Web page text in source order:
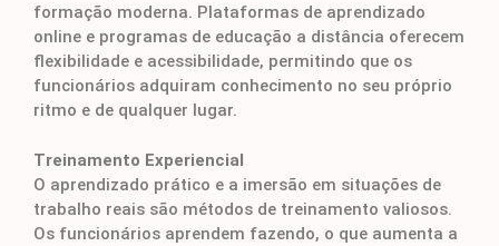
formação moderna. Plataformas de aprendizado
online e programas de educação a distância oferecem
flexibilidade e acessibilidade, permitindo que os
funcionários adquiram conhecimento no seu próprio
ritmo e de qualquer lugar.
Treinamento Experiencial
O aprendizado prático e a imersão em situações de
trabalho reais são métodos de treinamento valiosos.
Os funcionários aprendem fazendo, o que aumenta a